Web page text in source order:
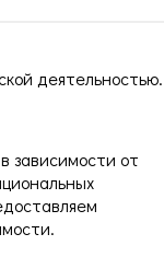
деятельностью.
зависимости от